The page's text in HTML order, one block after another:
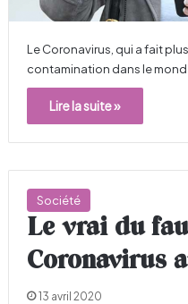
Le Coronavirus, qui a fait
contamination dans le
Lire la suite »
Société
Le vrai du
Coronavirus
13 avril 2020